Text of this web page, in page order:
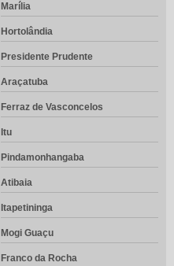
Marília
Hortolândia
Presidente Prudente
Araçatuba
Ferraz de Vasconcelos
Itu
Pindamonhangaba
Atibaia
Itapetininga
Mogi Guaçu
Franco da Rocha